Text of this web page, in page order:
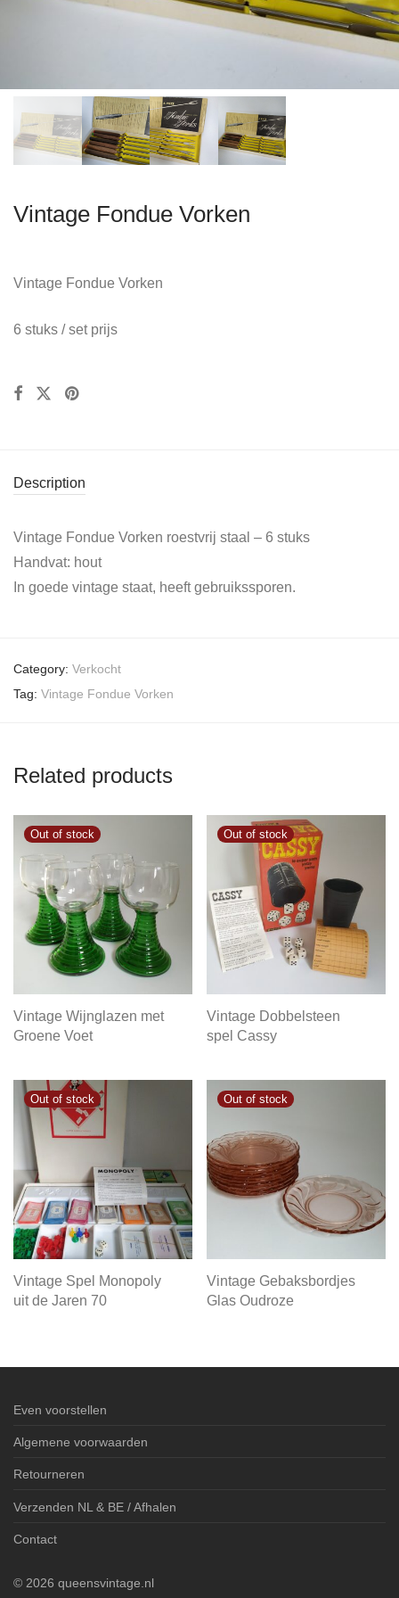
Vintage Fondue Vorken
Vintage Fondue Vorken
6 stuks / set prijs
Description
Vintage Fondue Vorken roestvrij staal – 6 stuks
Handvat: hout
In goede vintage staat, heeft gebruikssporen.
Category: Verkocht
Tag: Vintage Fondue Vorken
Related products
Vintage Wijnglazen met
Groene Voet
Vintage Dobbelsteen
spel Cassy
Vintage Spel Monopoly
uit de Jaren 70
Vintage Gebaksbordjes
Glas Oudroze
Even voorstellen
Algemene voorwaarden
Retourneren
Verzenden NL & BE / Afhalen
Contact
© 2026 queensvintage.nl